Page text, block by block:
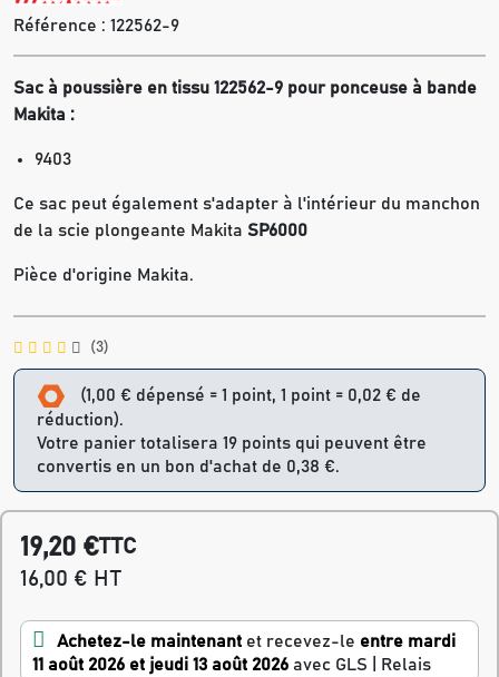
Référence : 122562-9
Sac à poussière en tissu 122562-9 pour ponceuse à bande
Makita :
9403
Ce sac peut également s'adapter à l'intérieur du manchon
de la scie plongeante Makita SP6000
Pièce d'origine Makita.
(3)
(1,00 € dépensé = 1 point, 1 point = 0,02 € de
réduction).
Votre panier totalisera 19 points qui peuvent être
convertis en un bon d'achat de 0,38 €.
19,20 €TTC
16,00 € HT
Achetez-le maintenant et recevez-le entre mardi
11 août 2026 et jeudi 13 août 2026 avec GLS | Relais